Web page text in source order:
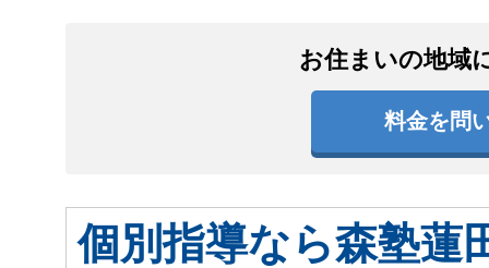
お住まいの地域
料金を問
個別指導なら森塾蓮